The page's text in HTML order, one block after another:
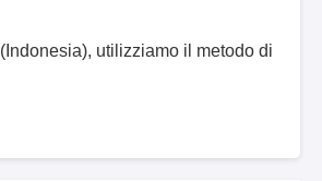
(Indonesia), utilizziamo il metodo di